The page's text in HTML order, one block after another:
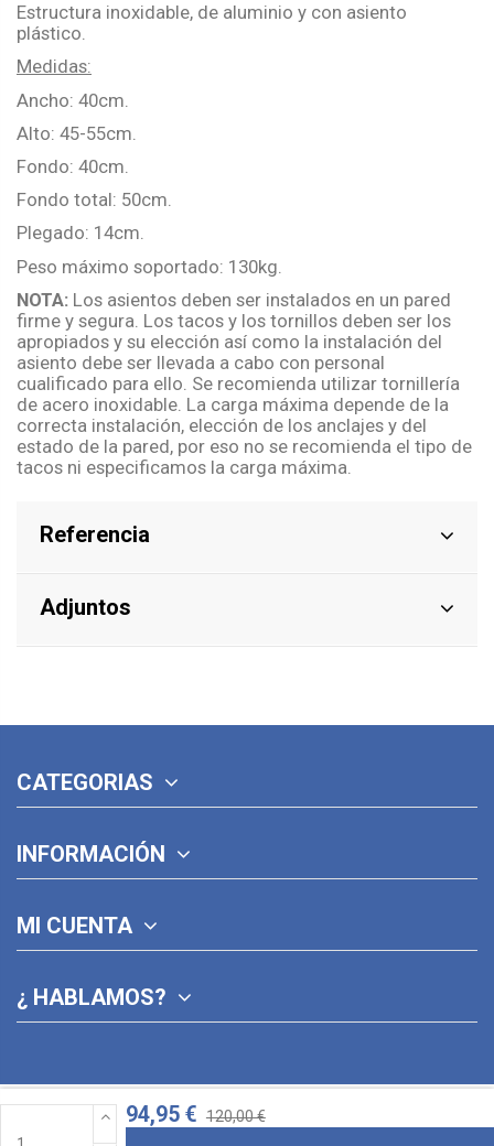
94,95 € 120,00 €
Estructura inoxidable, de aluminio y con asiento
plástico.
Medidas:
Ancho: 40cm.
Alto: 45-55cm.
Fondo: 40cm.
Fondo total: 50cm.
Plegado: 14cm.
Peso máximo soportado: 130kg.
NOTA: Los asientos deben ser instalados en un pared
firme y segura. Los tacos y los tornillos deben ser los
apropiados y su elección así como la instalación del
asiento debe ser llevada a cabo con personal
cualificado para ello. Se recomienda utilizar tornillería
de acero inoxidable. La carga máxima depende de la
correcta instalación, elección de los anclajes y del
estado de la pared, por eso no se recomienda el tipo de
tacos ni especificamos la carga máxima.
Referencia
Adjuntos
CATEGORIAS
INFORMACIÓN
MI CUENTA
¿ HABLAMOS?